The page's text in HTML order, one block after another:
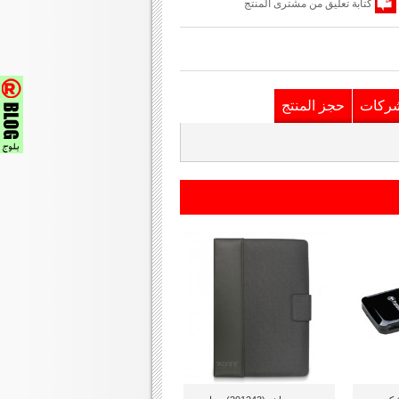
كتابة تعليق من مشترى المنتج
حجز المنتج